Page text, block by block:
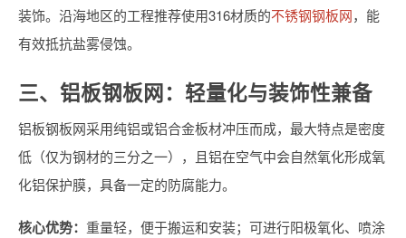
装饰。沿海地区的工程推荐使用316材质的不锈钢钢板网，能
有效抵抗盐雾侵蚀。
三、铝板钢板网：轻量化与装饰性兼备
铝板钢板网采用纯铝或铝合金板材冲压而成，最大特点是密度
低（仅为钢材的三分之一），且铝在空气中会自然氧化形成氧
化铝保护膜，具备一定的防腐能力。
核心优势： 重量轻，便于搬运和安装；可进行阳极氧化、喷涂